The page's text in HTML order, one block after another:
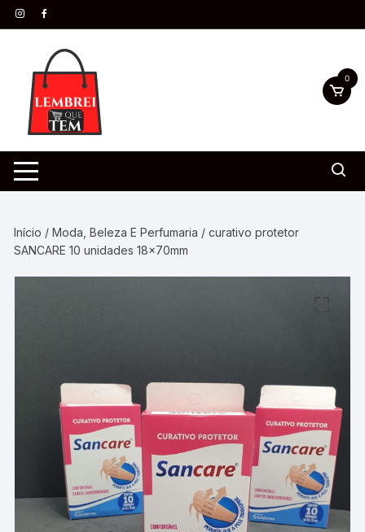
0
Início /Moda, Beleza E Perfumaria / curativo protetor
SANCARE 10 unidades 18x70mm